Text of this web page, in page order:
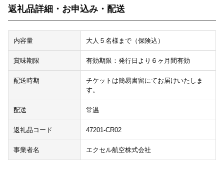
返礼品詳細・お申込み・配送
内容量 大人５名様まで（保険込）
賞味期限 有効期限：発行日より６ヶ月間有効
配送時期
チケットは簡易書留にてお届けいたしま
す。
配送 常温
返礼品コード 47201-CR02
事業者名 エクセル航空株式会社